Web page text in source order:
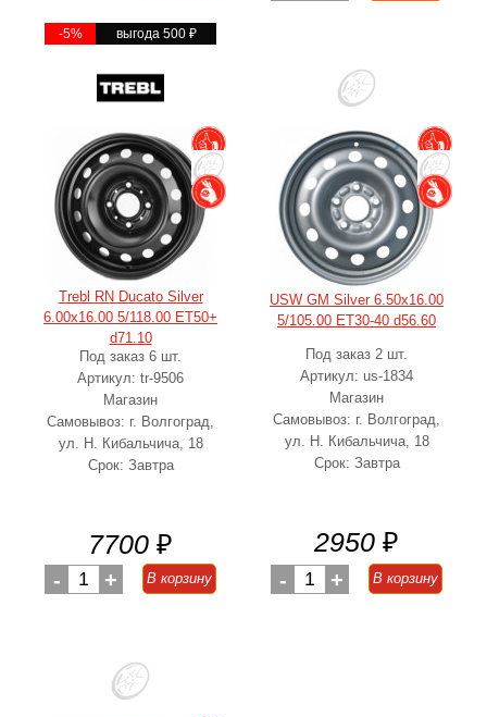
-5% выгода 500 ₽
Trebl RN Ducato Silver
6.00x16.00 5/118.00 ET50+
d71.10
Под заказ 6 шт.
Артикул: tr-9506
Магазин
Самовывоз: г. Волгоград,
ул. Н. Кибальчича, 18
Срок: Завтра
7700 ₽
- 1 + В корзину
USW GM Silver 6.50x16.00
5/105.00 ET30-40 d56.60
Под заказ 2 шт.
Артикул: us-1834
Магазин
Самовывоз: г. Волгоград,
ул. Н. Кибальчича, 18
Срок: Завтра
2950 ₽
- 1 + В корзину